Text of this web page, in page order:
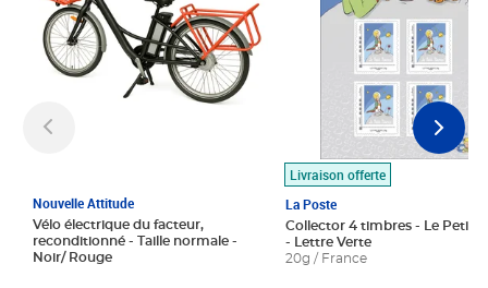
Nouvelle Attitude
Vélo électrique du facteur,
reconditionné - Taille normale -
Noir/ Rouge
Livraison offerte
La Poste
Collector 4 timbres - Le Petit
- Lettre Verte
20g / France